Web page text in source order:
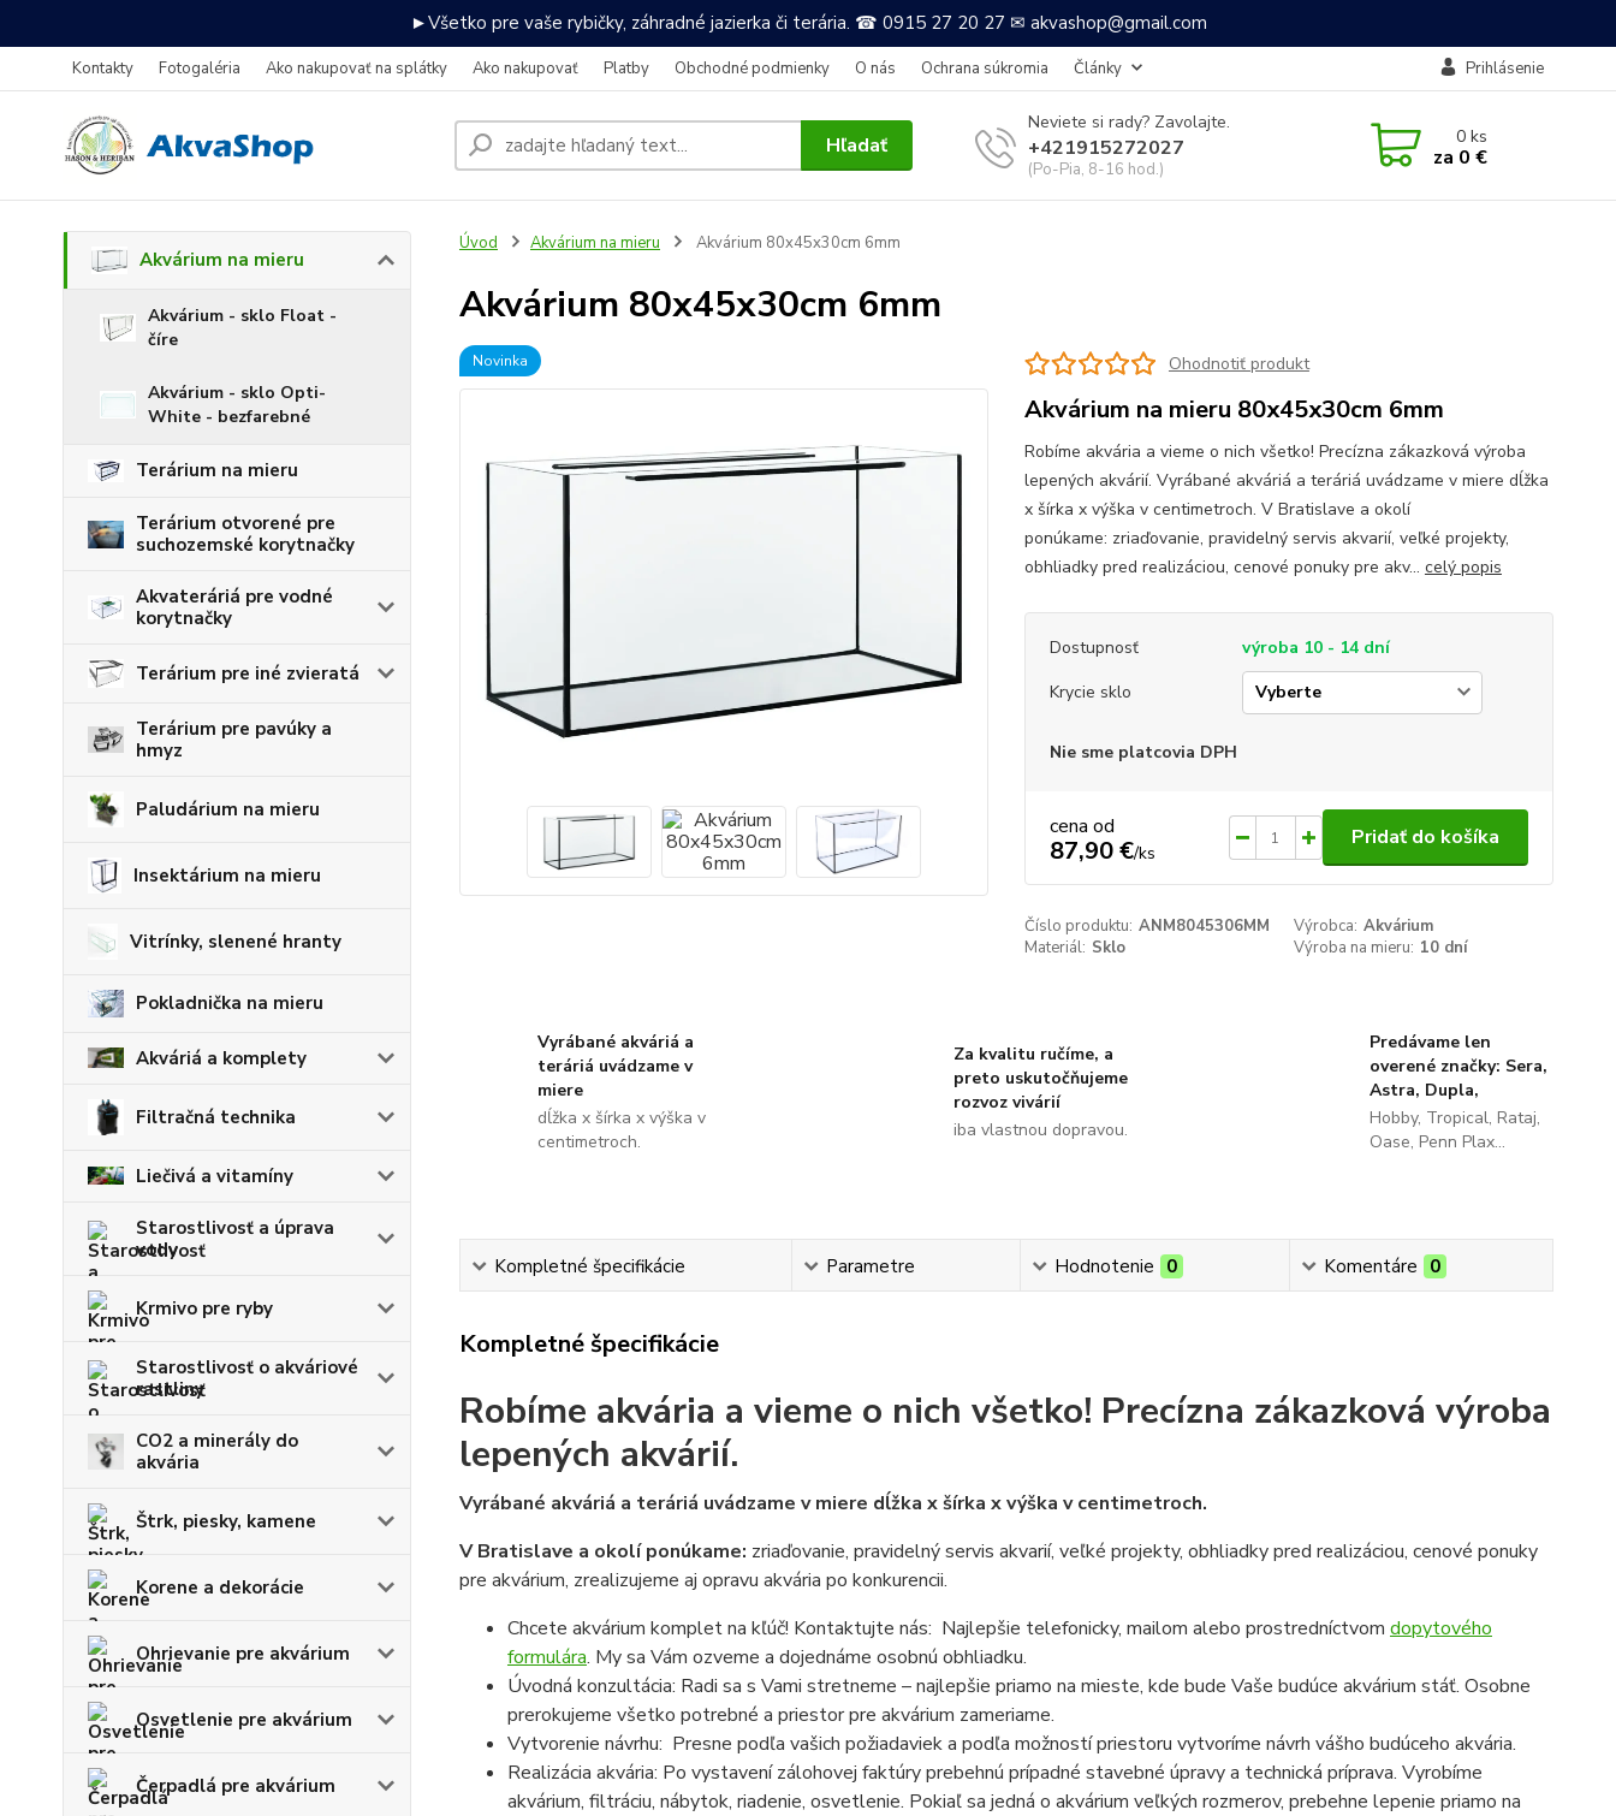
►Všetko pre vaše rybičky, záhradné jazierka či terária. ☎ 0915 27 20 27 ✉ akvashop@gmail.com
Kontakty Fotogaléria Ako nakupovať na splátky Ako nakupovať Platby Obchodné podmienky O nás Ochrana súkromia Články Prihlásenie
Hľadať
Neviete si rady? Zavolajte.
+421915272027
(Po-Pia, 8-16 hod.)
0ks
za 0 €
Akvárium na mieru
Akvárium - sklo Float -
číre
Akvárium - sklo Opti-
White - bezfarebné
Terárium na mieru
Terárium otvorené pre
suchozemské korytnačky
Akvateráriá pre vodné
korytnačky
Terárium pre iné zvieratá
Terárium pre pavúky a
hmyz
Paludárium na mieru
Insektárium na mieru
Vitrínky, slenené hranty
Pokladnička na mieru
Akváriá a komplety
Filtračná technika
Liečivá a vitamíny
Starostlivosť a úprava
vody
Krmivo pre ryby
Starostlivosť o akváriové
rastliny
CO2 a minerály do
akvária
Štrk, piesky, kamene
Korene a dekorácie
Ohrievanie pre akvárium
Osvetlenie pre akvárium
Čerpadlá pre akvárium
Úvod Akvárium na mieru Akvárium 80x45x30cm 6mm
Akvárium 80x45x30cm 6mm
Novinka Ohodnotiť produkt
Akvárium na mieru 80x45x30cm 6mm
Robíme akvária a vieme o nich všetko! Precízna zákazková výroba
lepených akvárií. Vyrábané akváriá a teráriá uvádzame v miere dĺžka
x šírka x výška v centimetroch. V Bratislave a okolí
ponúkame: zriaďovanie, pravidelný servis akvarií, veľké projekty,
obhliadky pred realizáciou, cenové ponuky pre akv... celý popis
Dostupnosť
výroba 10 - 14 dní
Krycie sklo
Nie sme platcovia DPH
cena od
87,90 €/ks
Pridať do košíka
Číslo produktu: ANM8045306MM Výrobca: Akvárium
Materiál: Sklo Výroba na mieru: 10 dní
Vyrábané akváriá a
teráriá uvádzame v
miere
dĺžka x šírka x výška v
centimetroch.
Za kvalitu ručíme, a
preto uskutočňujeme
rozvoz vivárií
iba vlastnou dopravou.
Predávame len
overené značky: Sera,
Astra, Dupla,
Hobby, Tropical, Rataj,
Oase, Penn Plax...
Kompletné špecifikácie Parametre Hodnotenie 0 Komentáre 0
Kompletné špecifikácie
Robíme akvária a vieme o nich všetko! Precízna zákazková výroba
lepených akvárií.
Vyrábané akváriá a teráriá uvádzame v miere dĺžka x šírka x výška v centimetroch.
V Bratislave a okolí ponúkame: zriaďovanie, pravidelný servis akvarií, veľké projekty, obhliadky pred realizáciou, cenové ponuky
pre akvárium, zrealizujeme aj opravu akvária po konkurencii.
Chcete akvárium komplet na kľúč! Kontaktujte nás: Najlepšie telefonicky, mailom alebo prostredníctvom dopytového
formulára. My sa Vám ozveme a dojednáme osobnú obhliadku.
Úvodná konzultácia: Radi sa s Vami stretneme – najlepšie priamo na mieste, kde bude Vaše budúce akvárium stáť. Osobne
prerokujeme všetko potrebné a priestor pre akvárium zameriame.
Vytvorenie návrhu: Presne podľa vašich požiadaviek a podľa možností priestoru vytvoríme návrh vášho budúceho akvária.
Realizácia akvária: Po vystavení zálohovej faktúry prebehnú prípadné stavebné úpravy a technická príprava. Vyrobíme
akvárium, filtráciu, nábytok, riadenie, osvetlenie. Pokiaľ sa jedná o akvárium veľkých rozmerov, prebehne lepenie priamo na